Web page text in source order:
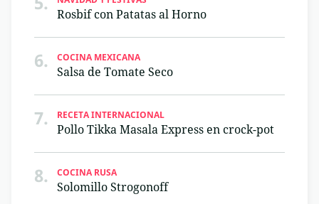
Rosbif con Patatas al Horno
6. COCINA MEXICANA
Salsa de Tomate Seco
7. RECETA INTERNACIONAL
Pollo Tikka Masala Express en crock-pot
8. COCINA RUSA
Solomillo Strogonoff